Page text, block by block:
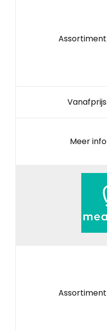
Assortiment
Vanafprijs
Meer info
Assortiment